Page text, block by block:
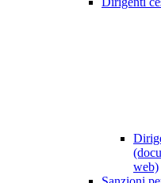
web)